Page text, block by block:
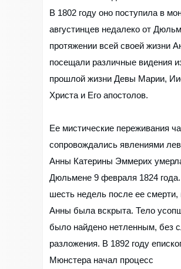
В 1802 году оно поступила в
августинцев недалеко от
протяжении всей своей жизни
посещали различные видения
прошлой жизни Девы Марии,
Христа и Его апостолов.
Ее мистические переживания
сопровождались явлениями
Анны Катерины Эммерих
Дюльмене 9 февраля 1824
шесть недель после ее смерти,
Анны была вскрыта. Тело
было найдено нетленным, без
разложения. В 1892 году
Мюнстера начал процесс